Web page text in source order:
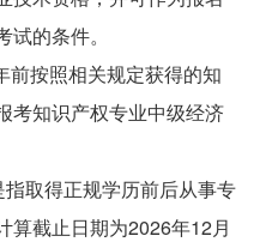
的条件。
前按照相关规定获得的知
考知识产权专业中级经济
取得正规学历前后从事专
算截止日期为2026年12月